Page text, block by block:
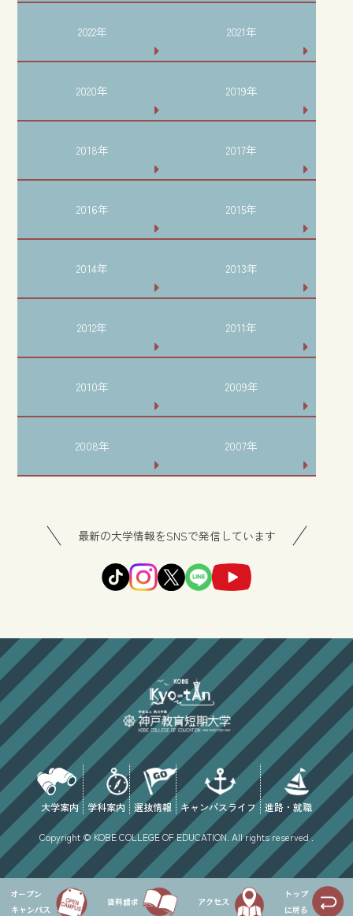
2022年 2021年
2020年 2019年
2018年 2017年
2016年 2015年
2014年 2013年
2012年 2011年
2010年 2009年
2008年 2007年
最新の大学情報をSNSで発信しています
大学案内 学科案内 選抜情報 キャンパスライフ 進路・就職
Copyright © KOBE COLLEGE OF EDUCATION. All rights reserved .
オープン
キャンパス
資料請求 アクセス
トップ
に戻る